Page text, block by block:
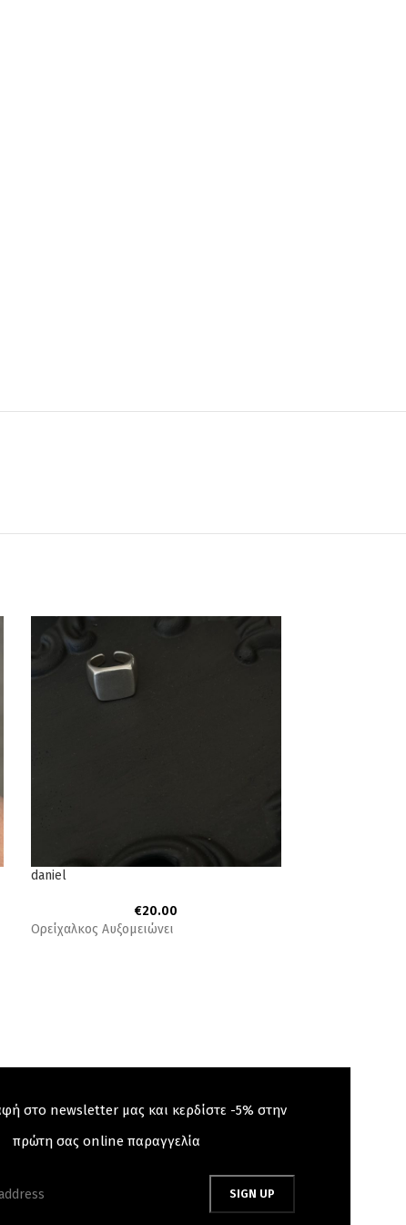
daniel
€20.00
Ορείχαλκος Αυξομειώνει
στο newsletter μας και κερδίστε -5% στην
πρώτη σας online παραγγελία